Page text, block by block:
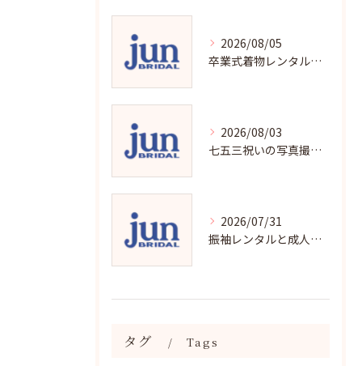
2026/08/05
卒業式着物レンタルの選び方と魅力
2026/08/03
七五三祝いの写真撮影で残す成長の瞬間
2026/07/31
振袖レンタルと成人式の用意チェックリストで失敗ゼロ
タグ Tags